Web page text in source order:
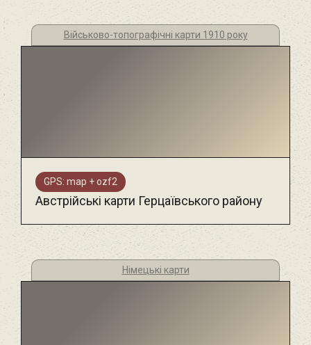
Військово-топографічні карти 1910 року
GPS: map + ozf2
Австрійські карти Герцаївського району
Німецькі карти